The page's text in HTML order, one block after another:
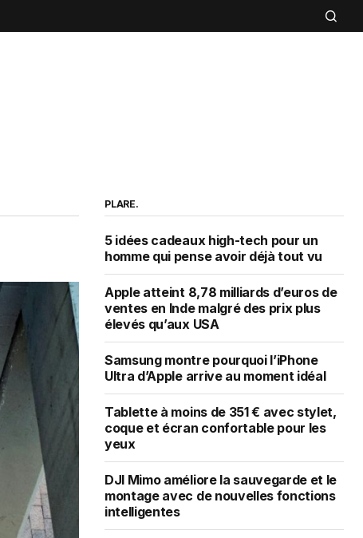
PLARE.
5 idées cadeaux high-tech pour un
homme qui pense avoir déjà tout vu
Apple atteint 8,78 milliards d’euros de
ventes en Inde malgré des prix plus
élevés qu’aux USA
Samsung montre pourquoi l’iPhone
Ultra d’Apple arrive au moment idéal
Tablette à moins de 351 € avec stylet,
coque et écran confortable pour les
yeux
DJI Mimo améliore la sauvegarde et le
montage avec de nouvelles fonctions
intelligentes